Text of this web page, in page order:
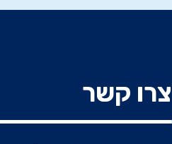
צרו קשר